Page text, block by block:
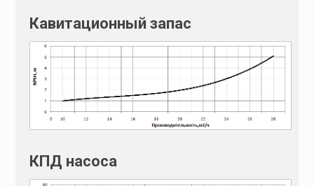
Кавитационный запас
КПД насоса